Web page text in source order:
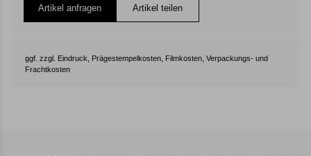
Artikel anfragen Artikel teilen
ggf. zzgl. Eindruck, Prägestempelkosten, Filmkosten, Verpackungs- und
Frachtkosten